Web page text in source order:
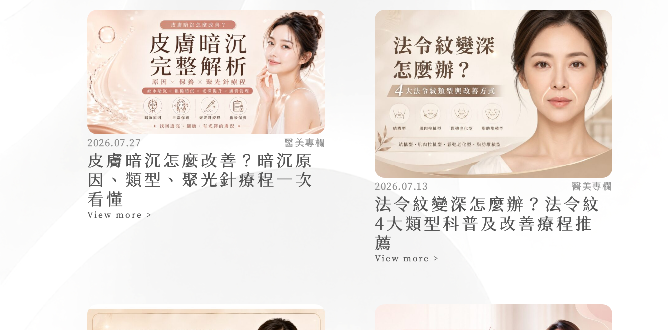
2026.07.27 醫美專欄
皮膚暗沉怎麼改善？暗沉原
因、類型、聚光針療程一次
看懂
View more >
2026.07.13 醫美專欄
法令紋變深怎麼辦？法令紋
4大類型科普及改善療程推
薦
View more >